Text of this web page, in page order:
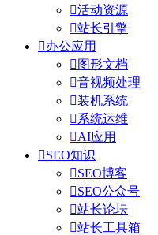
活动资源
站长引擎
办公应用
 图形文档
音视频处理
装机系统
系统运维
AI应用
SEO知识
SEO博客
SEO公众号
站长论坛
站长工具箱